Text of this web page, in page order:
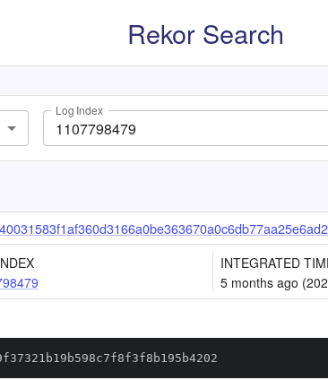
Rekor Search
Log Index
INTEGRATED
5 months ago